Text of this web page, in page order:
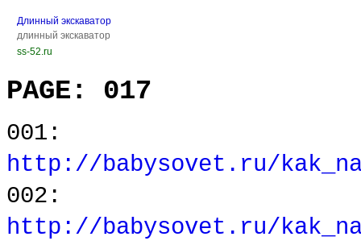
Длинный экскаватор
длинный экскаватор
ss-52.ru
PAGE: 017
001:
http://babysovet.ru/
002:
http://babysovet.ru/